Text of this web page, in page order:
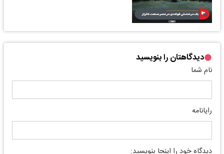
دیدگاهتان را بنویسید
نام شما
رایانامه
دیدگاه خود را اینجا بنویسید: